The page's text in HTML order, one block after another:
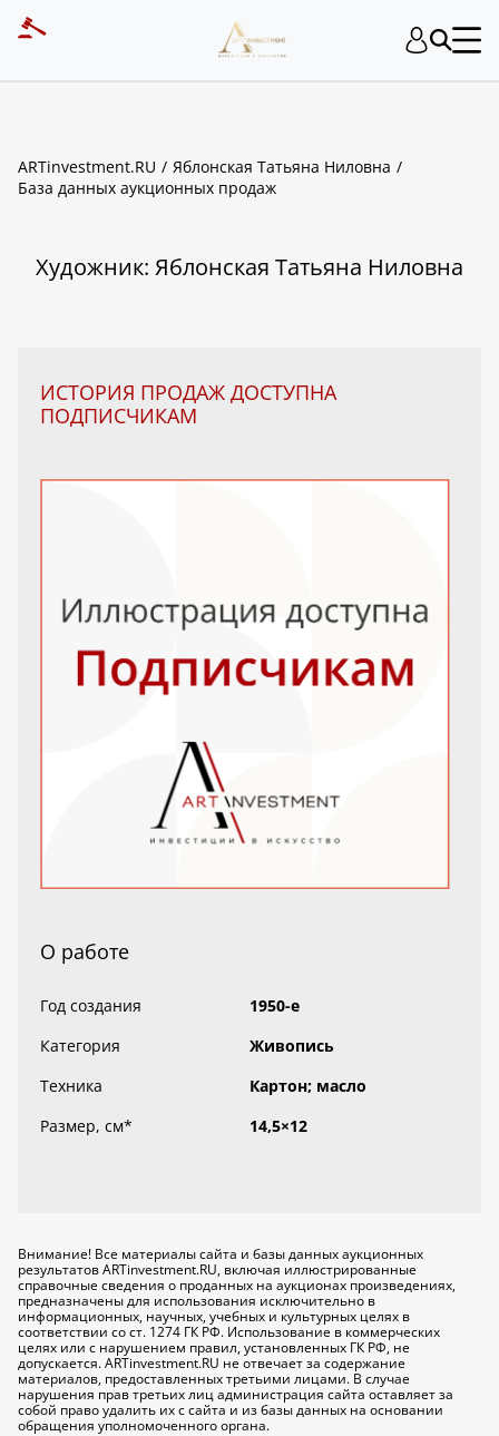
ARTinvestment.RU
Яблонская Татьяна Ниловна
База данных аукционных продаж
Художник: Яблонская Татьяна Ниловна
ИСТОРИЯ ПРОДАЖ ДОСТУПНА
ПОДПИСЧИКАМ
О работе
Год создания
1950-е
Категория
Живопись
Техника
Картон; масло
Размер, см* 14,5×12
Внимание! Все материалы сайта и базы данных аукционных
результатов ARTinvestment.RU, включая иллюстрированные
справочные сведения о проданных на аукционах произведениях,
предназначены для использования исключительно в
информационных, научных, учебных и культурных целях в
соответствии со ст. 1274 ГК РФ. Использование в коммерческих
целях или с нарушением правил, установленных ГК РФ, не
допускается. ARTinvestment.RU не отвечает за содержание
материалов, предоставленных третьими лицами. В случае
нарушения прав третьих лиц администрация сайта оставляет за
собой право удалить их с сайта и из базы данных на основании
обращения уполномоченного органа.